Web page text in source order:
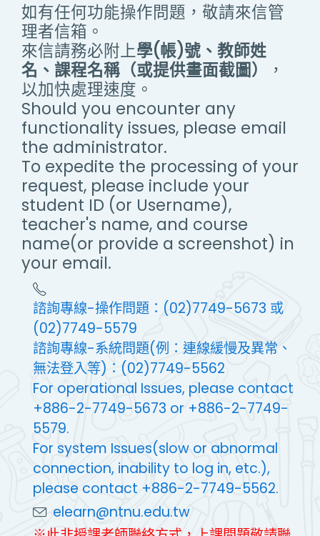
如有任何功能操作問題，敬請來信管
理者信箱。
來信請務必附上學(帳)號、教師姓
名、課程名稱（或提供畫面截圖）
，
以加快處理速度。
Should you encounter any
functionality issues, please email
the administrator.
To expedite the processing of your
request, please include your
student ID (or Username),
teacher's name, and course
name(or provide a screenshot) in
your email.
諮詢專線-操作問題：(02)7749-5673 或
(02)7749-5579
諮詢專線-系統問題(例：連線緩慢及異常、
無法登入等)：(02)7749-5562
For operational Issues, please contact
+886-2-7749-5673 or +886-2-7749-
5579.
For system Issues(slow or abnormal
connection, inability to log in, etc.),
please contact +886-2-7749-5562.
elearn@ntnu.edu.tw